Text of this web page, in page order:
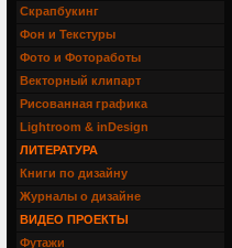
Скрапбукинг
Фон и Текстуры
Фото и Фотоработы
Векторный клипарт
Рисованная графика
Lightroom & inDesign
ЛИТЕРАТУРА
Книги по дизайну
Журналы о дизайне
ВИДЕО ПРОЕКТЫ
Футажи